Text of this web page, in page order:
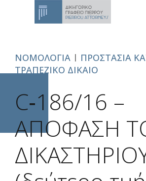
ΝΟΜΟΛΟΓΙΑ
ΠΡΟΣΤΑΣΙΑ
ΤΡΑΠΕΖΙΚΟ ΔΙΚΑΙΟ
C‑186/16 –
ΑΠΟΦΑΣΗ